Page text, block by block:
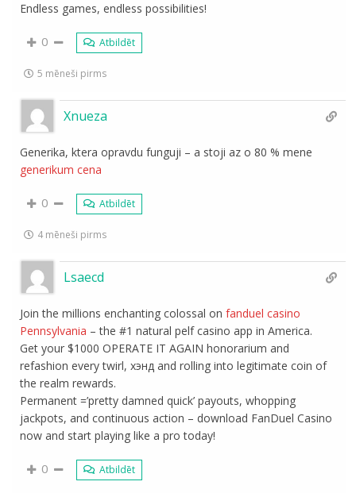
Endless games, endless possibilities!
0 Atbildēt
5 mēneši pirms
Xnueza
Generika, ktera opravdu funguji – a stoji az o 80 % mene
generikum cena
0 Atbildēt
4 mēneši pirms
Lsaecd
Join the millions enchanting colossal onfanduel casino
Pennsylvania – the #1 natural pelf casino app in America.
Get your $1000 OPERATE IT AGAIN honorarium and
refashion every twirl, хэнд and rolling into legitimate coin of
the realm rewards.
Permanent =’pretty damned quick’ payouts, whopping
jackpots, and continuous action – download FanDuel Casino
now and start playing like a pro today!
0 Atbildēt